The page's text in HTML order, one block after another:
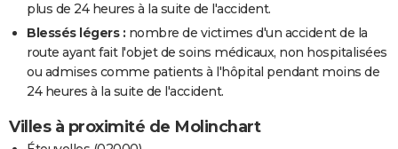
plus de 24 heures à la suite de l'accident.
Blessés légers : nombre de victimes d'un accident de la
route ayant fait l'objet de soins médicaux, non hospitalisées
ou admises comme patients à l'hôpital pendant moins de
24 heures à la suite de l'accident.
Villes à proximité de Molinchart